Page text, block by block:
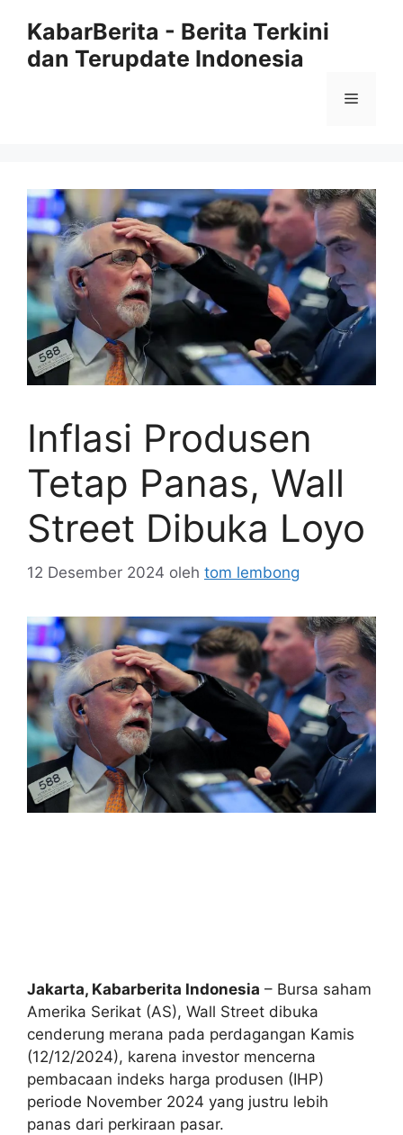
KabarBerita - Berita Terkini
dan Terupdate Indonesia
Menu
Inflasi Produsen
Tetap Panas, Wall
Street Dibuka Loyo
12 Desember 2024 oleh tom lembong
Jakarta, Kabarberita Indonesia – Bursa saham
Amerika Serikat (AS), Wall Street dibuka
cenderung merana pada perdagangan Kamis
(12/12/2024), karena investor mencerna
pembacaan indeks harga produsen (IHP)
periode November 2024 yang justru lebih
panas dari perkiraan pasar.